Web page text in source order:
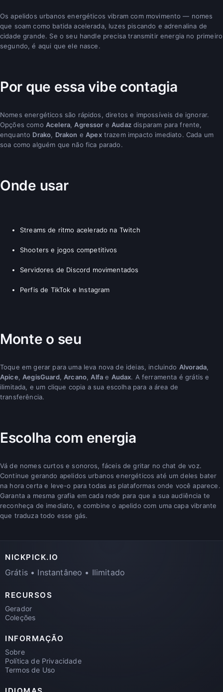
Os apelidos urbanos energéticos vibram com movimento — nomes
que soam como batida acelerada, luzes piscando e adrenalina de
cidade grande. Se o seu handle precisa transmitir energia no primeiro
segundo, é aqui que ele nasce.
Por que essa vibe contagia
Nomes energéticos são rápidos, diretos e impossíveis de ignorar.
Opções como Acelera, Agressor e Audazdisparam para frente,
enquanto Drako, Drakon e Apextrazem impacto imediato. Cada um
soa como alguém que não fica parado.
Onde usar
Streams de ritmo acelerado na Twitch
Shooters e jogos competitivos
Servidores de Discord movimentados
Perfis de TikTok e Instagram
Monte o seu
Toque em gerar para uma leva nova de ideias, incluindo Alvorada,
Apice, AegisGuard, Arcano, Alfa e Audax. A ferramenta é grátis e
ilimitada, e um clique copia a sua escolha para a área de
transferência.
Escolha com energia
Vá de nomes curtos e sonoros, fáceis de gritar no chat de voz.
Continue gerando apelidos urbanos energéticos até um deles bater
na hora certa e leve-o para todas as plataformas onde você aparece.
Garanta a mesma grafia em cada rede para que a sua audiência te
reconheça de imediato, e combine o apelido com uma capa vibrante
que traduza todo esse gás.
NICKPICK.IO
Grátis • Instantâneo • Ilimitado
RECURSOS
Gerador
Coleções
INFORMAÇÃO
Sobre
Política de Privacidade
Termos de Uso